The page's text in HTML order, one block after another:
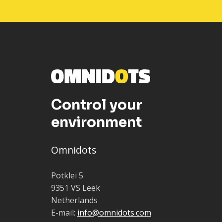
Control your
environment
Omnidots
Potklei 5
9351 VS Leek
Netherlands
E-mail: info@omnidots.com